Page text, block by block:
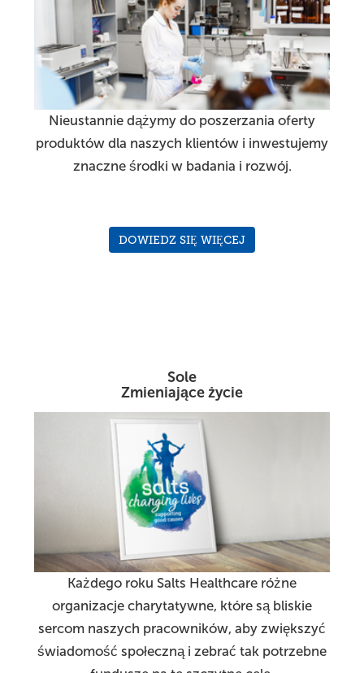
Nieustannie dążymy do poszerzania oferty
produktów dla naszych klientów i inwestujemy
znaczne środki w badania i rozwój.
DOWIEDZ SIĘ WIĘCEJ
Sole
Zmieniające życie
Każdego roku Salts Healthcare różne
organizacje charytatywne, które są bliskie
sercom naszych pracowników, aby zwiększyć
świadomość społeczną i zebrać tak potrzebne